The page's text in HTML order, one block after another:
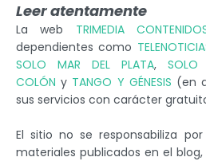
Leer atentamente
La web TRIMEDIA
dependientes como
SOLO MAR DEL PLATA, SOLO
COLÓN y TANGO Y GÉNESIS (en
sus servicios con carácter
El sitio no se responsabiliza
materiales publicados en el